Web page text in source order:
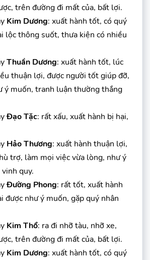
trên đường đi mất của, bất lợi.
Kim Dương: xuất hành tốt, có quý
lộc thông suốt, thưa kiện có nhiều
Thuần Dương: xuất hành tốt, lúc
thuận lợi, được người tốt giúp đỡ,
ý muốn, tranh luận thường thắng
Đạo Tặc: rất xấu, xuất hành bị hại,
Hảo Thương: xuất hành thuận lợi,
trợ, làm mọi việc vừa lòng, như ý
quy.
Đường Phong: rất tốt, xuất hành
được như ý muốn, gặp quý nhân
Kim Thổ: ra đi nhỡ tàu, nhỡ xe,
trên đường đi mất của, bất lợi.
Kim Dương: xuất hành tốt, có quý